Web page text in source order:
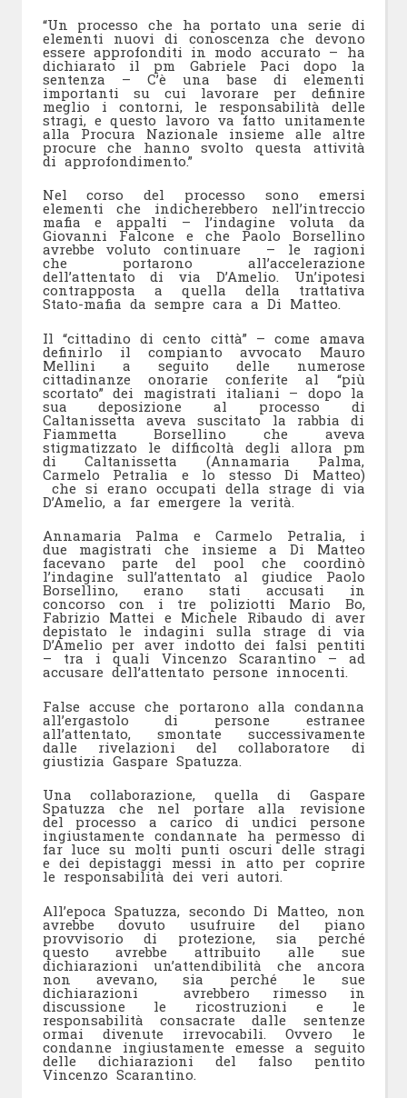
“Un processo che ha portato una serie di
elementi nuovi di conoscenza che devono
essere approfonditi in modo accurato – ha
dichiarato il pm Gabriele Paci dopo la
sentenza – C’è una base di elementi
importanti su cui lavorare per definire
meglio i contorni, le responsabilità delle
stragi, e questo lavoro va fatto unitamente
alla Procura Nazionale insieme alle altre
procure che hanno svolto questa attività
di approfondimento.”
Nel corso del processo sono emersi
elementi che indicherebbero nell’intreccio
mafia e appalti – l’indagine voluta da
Giovanni Falcone e che Paolo Borsellino
avrebbe voluto continuare – le ragioni
che portarono all’accelerazione
dell’attentato di via D’Amelio. Un’ipotesi
contrapposta a quella della trattativa
Stato-mafia da sempre cara a Di Matteo.
Il “cittadino di cento città” – come amava
definirlo il compianto avvocato Mauro
Mellini a seguito delle numerose
cittadinanze onorarie conferite al “più
scortato” dei magistrati italiani – dopo la
sua deposizione al processo di
Caltanissetta aveva suscitato la rabbia di
Fiammetta Borsellino che aveva
stigmatizzato le difficoltà degli allora pm
di Caltanissetta (Annamaria Palma,
Carmelo Petralia e lo stesso Di Matteo)
che si erano occupati della strage di via
D’Amelio, a far emergere la verità.
Annamaria Palma e Carmelo Petralia, i
due magistrati che insieme a Di Matteo
facevano parte del pool che coordinò
l’indagine sull’attentato al giudice Paolo
Borsellino, erano stati accusati in
concorso con i tre poliziotti Mario Bo,
Fabrizio Mattei e Michele Ribaudo di aver
depistato le indagini sulla strage di via
D’Amelio per aver indotto dei falsi pentiti
– tra i quali Vincenzo Scarantino – ad
accusare dell’attentato persone innocenti.
False accuse che portarono alla condanna
all’ergastolo di persone estranee
all’attentato, smontate successivamente
dalle rivelazioni del collaboratore di
giustizia Gaspare Spatuzza.
Una collaborazione, quella di Gaspare
Spatuzza che nel portare alla revisione
del processo a carico di undici persone
ingiustamente condannate ha permesso di
far luce su molti punti oscuri delle stragi
e dei depistaggi messi in atto per coprire
le responsabilità dei veri autori.
All’epoca Spatuzza, secondo Di Matteo, non
avrebbe dovuto usufruire del piano
provvisorio di protezione, sia perché
questo avrebbe attribuito alle sue
dichiarazioni un’attendibilità che ancora
non avevano, sia perché le sue
dichiarazioni avrebbero rimesso in
discussione le ricostruzioni e le
responsabilità consacrate dalle sentenze
ormai divenute irrevocabili. Ovvero le
condanne ingiustamente emesse a seguito
delle dichiarazioni del falso pentito
Vincenzo Scarantino.